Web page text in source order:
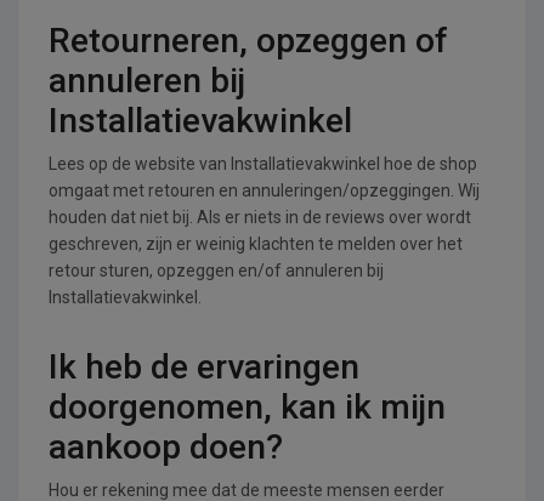
Retourneren, opzeggen of
annuleren bij
Installatievakwinkel
Lees op de website van Installatievakwinkel hoe de shop
omgaat met retouren en annuleringen/opzeggingen. Wij
houden dat niet bij. Als er niets in de reviews over wordt
geschreven, zijn er weinig klachten te melden over het
retour sturen, opzeggen en/of annuleren bij
Installatievakwinkel.
Ik heb de ervaringen
doorgenomen, kan ik mijn
aankoop doen?
Hou er rekening mee dat de meeste mensen eerder